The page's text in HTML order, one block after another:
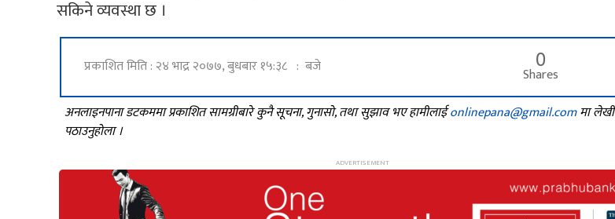
सकिने व्यवस्था छ ।
प्रकाशित मिति : २४ भाद्र २०७७, बुधबार १५:३८ : बजे 0
Shares
अनलाइनपाना डटकममा प्रकाशित सामग्रीबारे कुनै सूचना, गुनासो, तथा सुझाव भए हामीलाईonlinepana@gmail.comमा लेखी
पठाउनुहोला ।